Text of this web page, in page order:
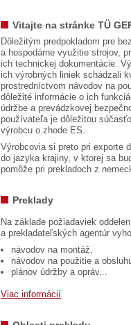
Vitajte na stránke TÜ
Dôležitým predpokladom pre
a hospodárne využitie strojov,
ich technickej dokumentácie.
ich výrobných liniek schádzali
prostredníctvom návodov na
dôležité informácie o ich
údržbe a prevádzkovej
používateľa je dôležitou
výrobcu o zhode ES.
Výrobcovia si preto pri exporte
do jazyka krajiny, v ktorej sa
pomôže pri prekladoch z
Preklady
Na základe požiadaviek
a prekladateľských agentúr
návodov na montáž,
návodov na použitie a
plánov údržby a opráv...
Viac informácií